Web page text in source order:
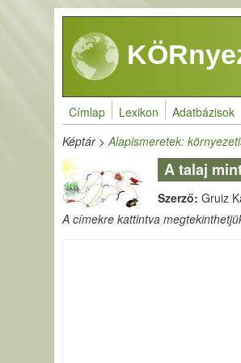
Ugrás a tartalomra
Címlap Lexikon Adatbázisok
Képtár>Alapismeretek:
A talaj
Szerző:Gruiz
A címekre kattintva